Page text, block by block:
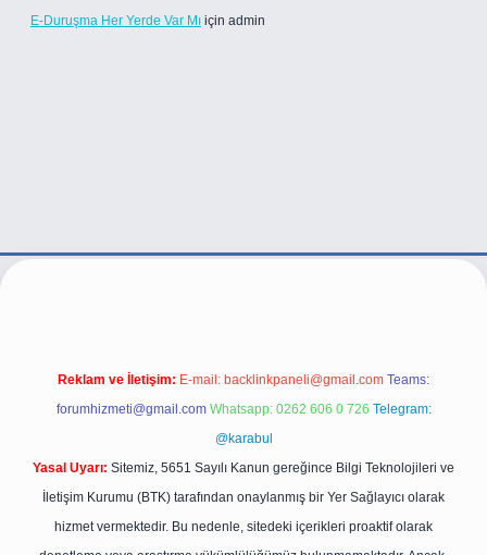
E-Duruşma Her Yerde Var Mı için admin
Reklam ve İletişim: E-mail: backlinkpaneli@gmail.com Teams:
forumhizmeti@gmail.com Whatsapp: 0262 606 0 726 Telegram:
@karabul
Yasal Uyarı: Sitemiz, 5651 Sayılı Kanun gereğince Bilgi Teknolojileri ve
İletişim Kurumu (BTK) tarafından onaylanmış bir Yer Sağlayıcı olarak
hizmet vermektedir. Bu nedenle, sitedeki içerikleri proaktif olarak